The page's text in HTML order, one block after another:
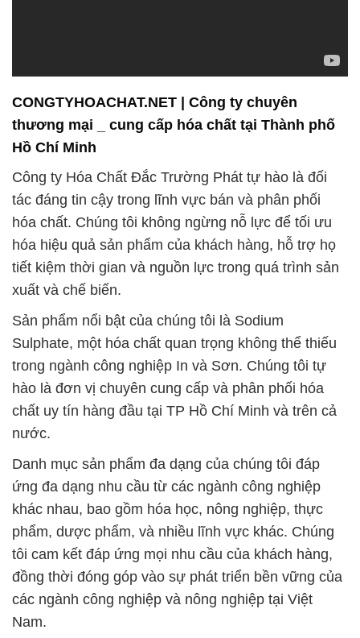
CONGTYHOACHAT.NET | Công ty chuyên
thương mại _ cung cấp hóa chất tại Thành phố
Hồ Chí Minh
Công ty Hóa Chất Đắc Trường Phát tự hào là đối
tác đáng tin cậy trong lĩnh vực bán và phân phối
hóa chất. Chúng tôi không ngừng nỗ lực để tối ưu
hóa hiệu quả sản phẩm của khách hàng, hỗ trợ họ
tiết kiệm thời gian và nguồn lực trong quá trình sản
xuất và chế biến.
Sản phẩm nổi bật của chúng tôi là Sodium
Sulphate, một hóa chất quan trọng không thể thiếu
trong ngành công nghiệp In và Sơn. Chúng tôi tự
hào là đơn vị chuyên cung cấp và phân phối hóa
chất uy tín hàng đầu tại TP Hồ Chí Minh và trên cả
nước.
Danh mục sản phẩm đa dạng của chúng tôi đáp
ứng đa dạng nhu cầu từ các ngành công nghiệp
khác nhau, bao gồm hóa học, nông nghiệp, thực
phẩm, dược phẩm, và nhiều lĩnh vực khác. Chúng
tôi cam kết đáp ứng mọi nhu cầu của khách hàng,
đồng thời đóng góp vào sự phát triển bền vững của
các ngành công nghiệp và nông nghiệp tại Việt
Nam.